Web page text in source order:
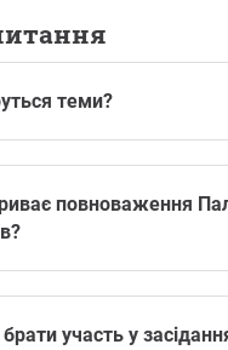
теми?
повноваження
участь у